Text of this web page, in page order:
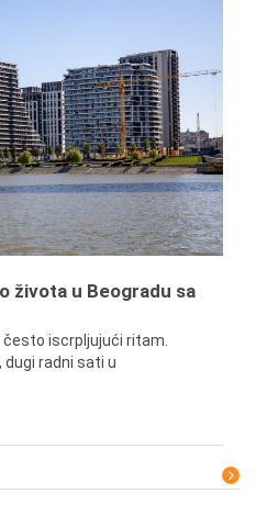
života u Beogradu sa
iscrpljujući ritam.
dugi radni sati u